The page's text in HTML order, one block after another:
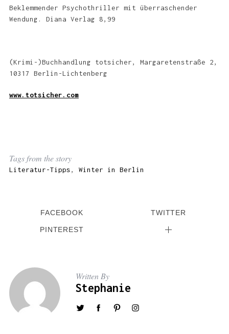
Beklemmender Psychothriller mit überraschender
Wendung. Diana Verlag 8,99
(Krimi-)Buchhandlung totsicher, Margaretenstraße 2,
10317 Berlin-Lichtenberg
www.totsicher.com
Tags from the story
Literatur-Tipps, Winter in Berlin
FACEBOOK TWITTER
PINTEREST
Written By
Stephanie